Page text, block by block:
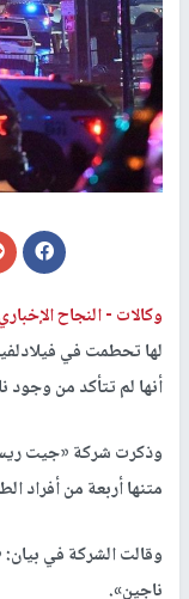
وكالات -النجاح
لها تحطمت في
أنها لم تتأكد من وجود
وذكرت شركة «جيت
متنها أربعة من أفراد
وقالت الشركة في بيان:
ناجين».